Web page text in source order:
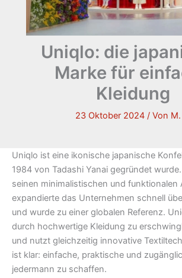
Uniqlo: die
Marke für
Kleidung
23 Oktober 2024 / Von M.
Uniqlo ist eine ikonische japanische
1984 von Tadashi Yanai gegründet
seinen minimalistischen und funktionalen
expandierte das Unternehmen schnell
und wurde zu einer globalen Referenz.
durch hochwertige Kleidung zu
und nutzt gleichzeitig innovative
ist klar: einfache, praktische und
jedermann zu schaffen.